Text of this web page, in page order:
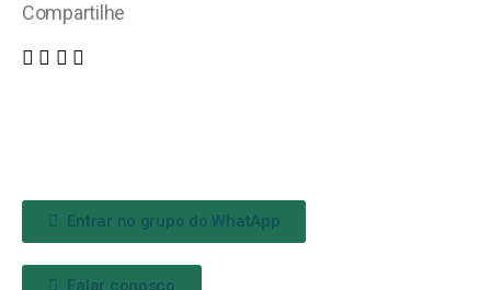
Compartilhe
Entrar no grupo do WhatApp